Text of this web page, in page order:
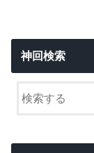
神回検索